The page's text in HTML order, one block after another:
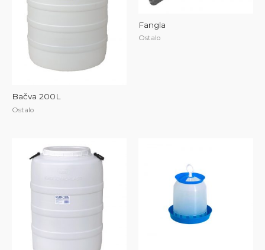
Bačva 200L
Ostalo
Fangla
Ostalo